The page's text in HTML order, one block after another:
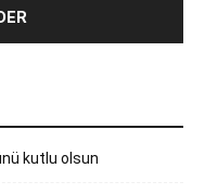
kutlu olsun